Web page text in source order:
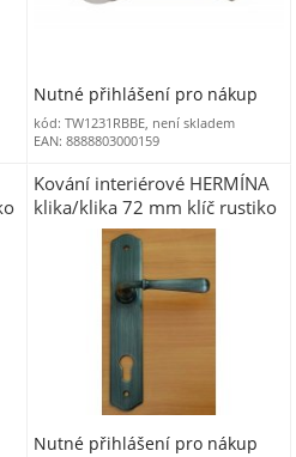
Nutné přihlášení pro nákup
kód: TW1231RBBE, není skladem
EAN: 8888803000159
Kování interiérové HERMÍNA
klika/klika 72 mm klíč rustiko
Nutné přihlášení pro nákup